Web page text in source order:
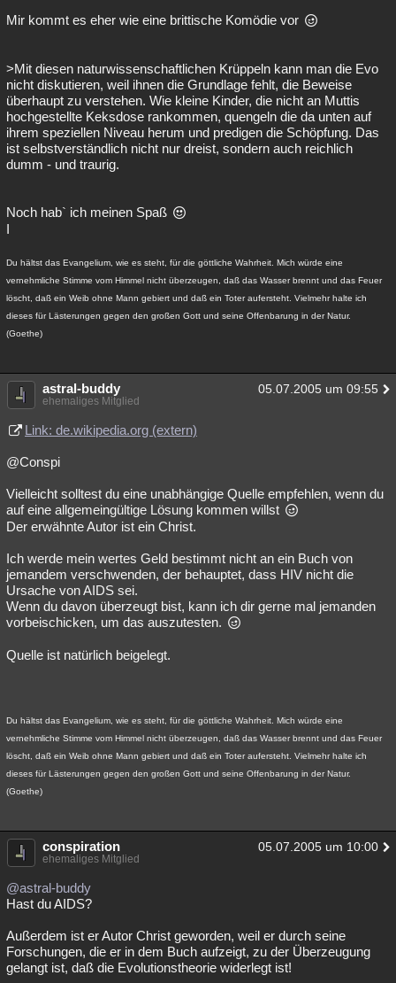
Mir kommt es eher wie eine brittische Komödie vor
>Mit diesen naturwissenschaftlichen Krüppeln kann man die Evo
nicht diskutieren, weil ihnen die Grundlage fehlt, die Beweise
überhaupt zu verstehen. Wie kleine Kinder, die nicht an Muttis
hochgestellte Keksdose rankommen, quengeln die da unten auf
ihrem speziellen Niveau herum und predigen die Schöpfung. Das
ist selbstverständlich nicht nur dreist, sondern auch reichlich
dumm - und traurig.
Noch hab` ich meinen Spaß
I
Du hältst das Evangelium, wie es steht, für die göttliche Wahrheit. Mich würde eine
vernehmliche Stimme vom Himmel nicht überzeugen, daß das Wasser brennt und das Feuer
löscht, daß ein Weib ohne Mann gebiert und daß ein Toter aufersteht. Vielmehr halte ich
dieses für Lästerungen gegen den großen Gott und seine Offenbarung in der Natur.
(Goethe)
astral-buddy 05.07.2005 um 09:55
ehemaliges Mitglied
Link: de.wikipedia.org (extern)
@Conspi
Vielleicht solltest du eine unabhängige Quelle empfehlen, wenn du
auf eine allgemeingültige Lösung kommen willst
Der erwähnte Autor ist ein Christ.
Ich werde mein wertes Geld bestimmt nicht an ein Buch von
jemandem verschwenden, der behauptet, dass HIV nicht die
Ursache von AIDS sei.
Wenn du davon überzeugt bist, kann ich dir gerne mal jemanden
vorbeischicken, um das auszutesten.
Quelle ist natürlich beigelegt.
Du hältst das Evangelium, wie es steht, für die göttliche Wahrheit. Mich würde eine
vernehmliche Stimme vom Himmel nicht überzeugen, daß das Wasser brennt und das Feuer
löscht, daß ein Weib ohne Mann gebiert und daß ein Toter aufersteht. Vielmehr halte ich
dieses für Lästerungen gegen den großen Gott und seine Offenbarung in der Natur.
(Goethe)
conspiration 05.07.2005 um 10:00
ehemaliges Mitglied
@astral-buddy
Hast du AIDS?
Außerdem ist er Autor Christ geworden, weil er durch seine
Forschungen, die er in dem Buch aufzeigt, zu der Überzeugung
gelangt ist, daß die Evolutionstheorie widerlegt ist!